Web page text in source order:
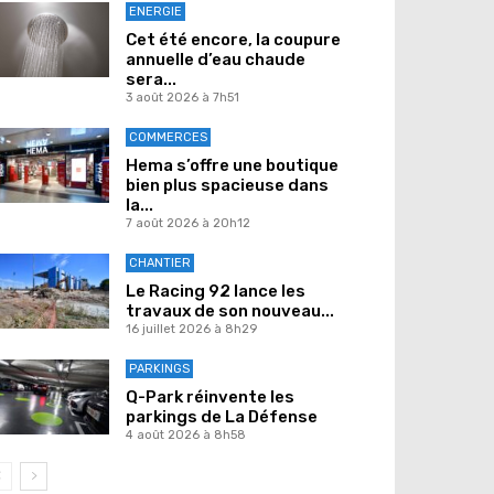
ENERGIE
Cet été encore, la coupure
annuelle d’eau chaude
sera...
3 août 2026 à 7h51
COMMERCES
Hema s’offre une boutique
bien plus spacieuse dans
la...
7 août 2026 à 20h12
CHANTIER
Le Racing 92 lance les
travaux de son nouveau...
16 juillet 2026 à 8h29
PARKINGS
Q-Park réinvente les
parkings de La Défense
4 août 2026 à 8h58